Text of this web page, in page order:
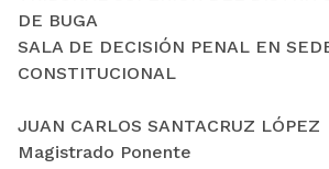
DE BUGA
SALA DE DECISIÓN PENAL EN
CONSTITUCIONAL
JUAN CARLOS SANTACRUZ LÓPEZ
Magistrado Ponente